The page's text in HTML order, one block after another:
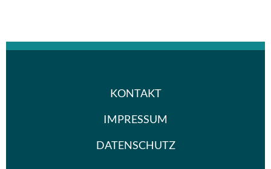
KONTAKT
IMPRESSUM
DATENSCHUTZ